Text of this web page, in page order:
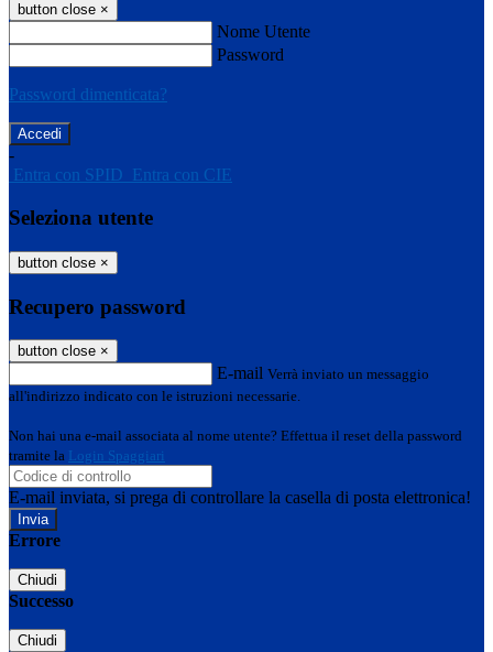
button close ×
Nome Utente
Password
Password dimenticata?
-
Entra con SPID Entra con CIE
Seleziona utente
button close ×
Recupero password
button close ×
E-mail Verrà inviato un messaggio
all'indirizzo indicato con le istruzioni necessarie.
Non hai una e-mail associata al nome utente? Effettua il reset della password
tramite la Login Spaggiari
E-mail inviata, si prega di controllare la casella di posta elettronica!
Errore
Chiudi
Successo
Chiudi